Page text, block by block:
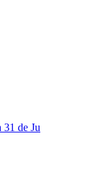
31 de Ju